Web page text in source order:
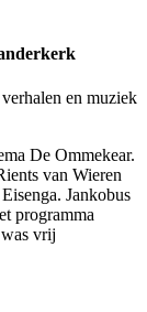
en muziek
De Ommekear.
van Wieren
Jankobus
programma
vrij